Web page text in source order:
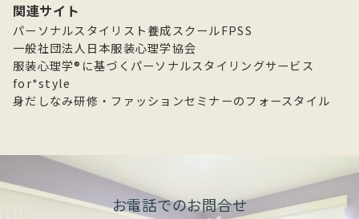
イ
ブ
関連サイト
パーソナルスタイリスト養成スクールFPSS
一般社団法人日本服装心理学協会
服装心理学®に基づくパーソナルスタイリングサービス
for*style
身だしなみ研修・ファッションセミナーのフォースタイル
お電話でのお問合せ